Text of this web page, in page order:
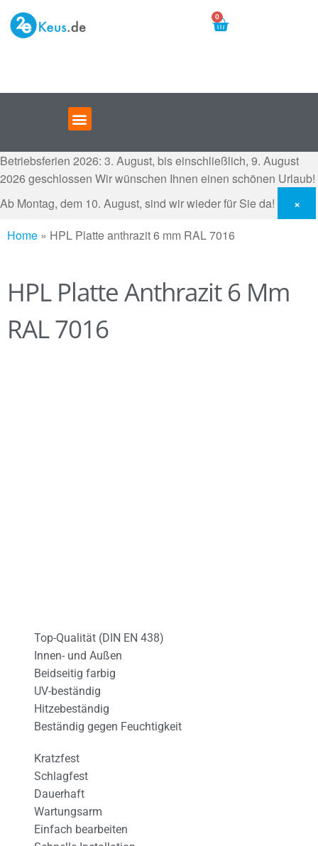
0
Betriebsferien 2026: 3. August, bis einschließlich, 9. August
2026 geschlossen Wir wünschen Ihnen einen schönen Urlaub!
Ab Montag, dem 10. August, sind wir wieder für Sie da!
×
Home » HPL Platte anthrazit 6 mm RAL 7016
HPL Platte Anthrazit 6 Mm
RAL 7016
Top-Qualität (DIN EN 438)
Innen- und Außen
Beidseitig farbig
UV-beständig
Hitzebeständig
Beständig gegen Feuchtigkeit
Kratzfest
Schlagfest
Dauerhaft
Wartungsarm
Einfach bearbeiten